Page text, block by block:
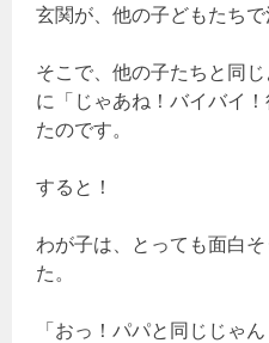
玄関が、他の子どもたちで
そこで、他の子たちと同
に「じゃあね！バイバイ
たのです。
すると！
わが子は、とっても面白
た。
「おっ！パパと同じじゃん